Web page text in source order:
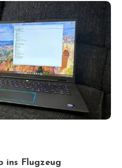
ins Flugzeug